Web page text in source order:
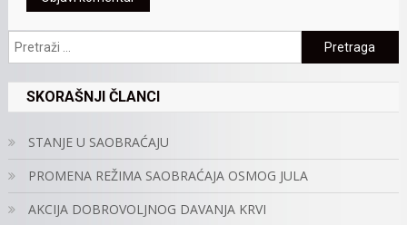
Pretraga:
SKORAŠNJI ČLANCI
STANJE U SAOBRAĆAJU
PROMENA REŽIMA SAOBRAĆAJA OSMOG JULA
AKCIJA DOBROVOLJNOG DAVANJA KRVI